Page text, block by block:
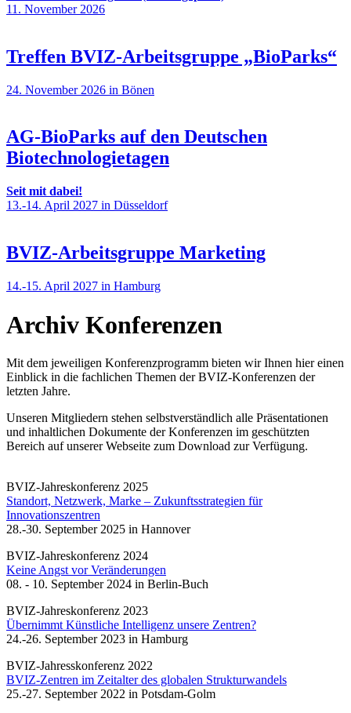
11. November 2026
Treffen BVIZ-Arbeitsgruppe „BioParks“
24. November 2026 in Bönen
AG-BioParks auf den Deutschen
Biotechnologietagen
Seit mit dabei!
13.-14. April 2027 in Düsseldorf
BVIZ-Arbeitsgruppe Marketing
14.-15. April 2027 in Hamburg
Archiv Konferenzen
Mit dem jeweiligen Konferenzprogramm bieten wir Ihnen hier einen
Einblick in die fachlichen Themen der BVIZ-Konferenzen der
letzten Jahre.
Unseren Mitgliedern stehen selbstverständlich alle Präsentationen
und inhaltlichen Dokumente der Konferenzen im geschützten
Bereich auf unserer Webseite zum Download zur Verfügung.
BVIZ-Jahreskonferenz 2025
Standort, Netzwerk, Marke – Zukunftsstrategien für
Innovationszentren
28.-30. September 2025 in Hannover
BVIZ-Jahreskonferenz 2024
Keine Angst vor Veränderungen
08. - 10. September 2024 in Berlin-Buch
BVIZ-Jahreskonferenz 2023
Übernimmt Künstliche Intelligenz unsere Zentren?
24.-26. September 2023 in Hamburg
BVIZ-Jahresskonferenz 2022
BVIZ-Zentren im Zeitalter des globalen Strukturwandels
25.-27. September 2022 in Potsdam-Golm